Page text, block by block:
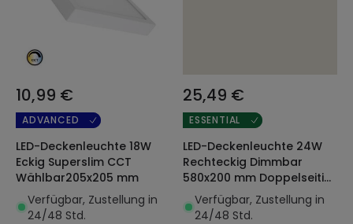
10,99 €
ADVANCED
LED-Deckenleuchte 18W
Eckig Superslim CCT
Wählbar205x205 mm
Verfügbar, Zustellung in
24/48 Std.
25,49 €
ESSENTIAL
LED-Deckenleuchte 24W
Rechteckig Dimmbar
580x200 mm Doppelseitig
SwitchDimm
Verfügbar, Zustellung in
24/48 Std.